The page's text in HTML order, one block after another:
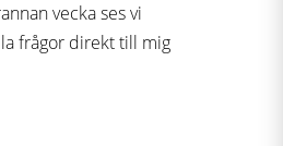
vecka ses vi
frågor direkt till mig